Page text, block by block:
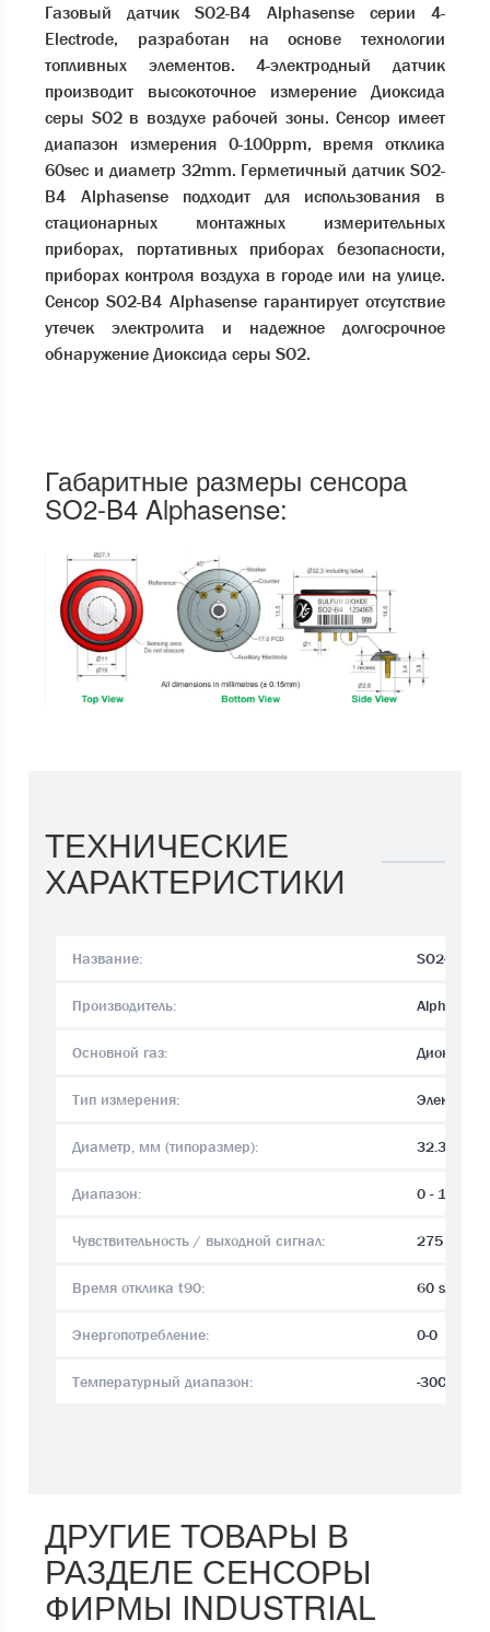
Газовый датчик SO2-B4 Alphasense серии 4-
Electrode, разработан на основе технологии
топливных элементов. 4-электродный датчик
производит высокоточное измерение Диоксида
серы SO2 в воздухе рабочей зоны. Сенсор имеет
диапазон измерения 0-100ppm, время отклика
60sec и диаметр 32mm. Герметичный датчик SO2-
B4 Alphasense подходит для использования в
стационарных монтажных измерительных
приборах, портативных приборах безопасности,
приборах контроля воздуха в городе или на улице.
Сенсор SO2-B4 Alphasense гарантирует отсутствие
утечек электролита и надежное долгосрочное
обнаружение Диоксида серы SO2.
Габаритные размеры сенсора
SO2-B4 Alphasense:
ТЕХНИЧЕСКИЕ
ХАРАКТЕРИСТИКИ
Название: SO2-B4
Производитель:
Основной газ: Диоксид
Тип измерения:
Диаметр, мм (типоразмер): 32.3 mm
Диапазон: 0 - 100
Чувствительность / выходной сигнал: 275 to
Время отклика t90: 60 sec.
Энергопотребление: 0-0
Температурный диапазон: -
ДРУГИЕ ТОВАРЫ В
РАЗДЕЛЕ СЕНСОРЫ
ФИРМЫ INDUSTRIAL